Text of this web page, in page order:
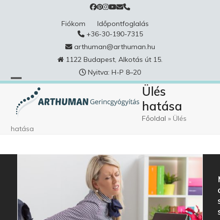
Fiókom
Időpontfoglalás
+36-30-190-7315
arthuman@arthuman.hu
1122 Budapest, Alkotás út 15.
Nyitva: H-P 8–20
Ülés
hatása
Főoldal » Ülés
hatása